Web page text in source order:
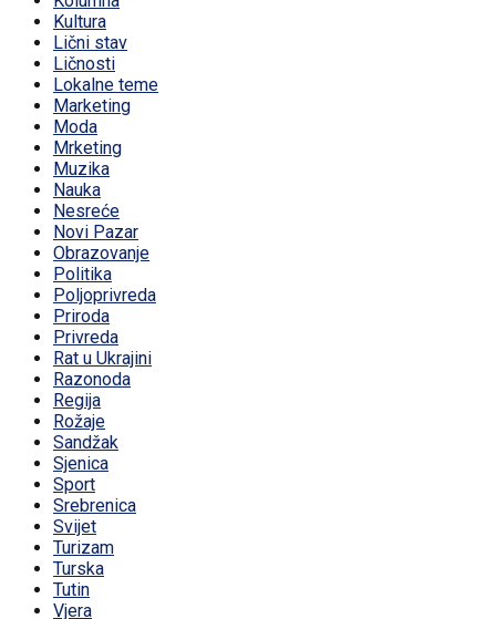
Kultura
Lični stav
Ličnosti
Lokalne teme
Marketing
Moda
Mrketing
Muzika
Nauka
Nesreće
Novi Pazar
Obrazovanje
Politika
Poljoprivreda
Priroda
Privreda
Rat u Ukrajini
Razonoda
Regija
Rožaje
Sandžak
Sjenica
Sport
Srebrenica
Svijet
Turizam
Turska
Tutin
Vjera